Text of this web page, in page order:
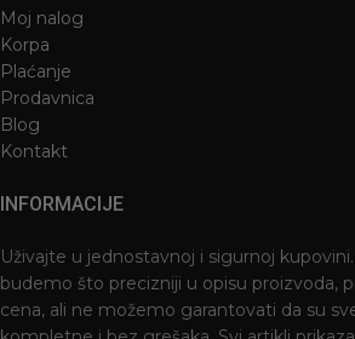
Moj nalog
Korpa
Plaćanje
Prodavnica
Blog
Kontakt
INFORMACIJE
Uživajte u jednostavnoj i sigurnoj
budemo što precizniji u opisu proizvoda,
cena, ali ne možemo garantovati da su